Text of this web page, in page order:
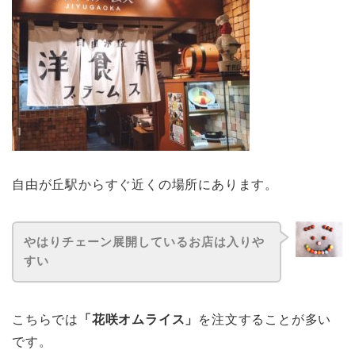
自由が丘駅からすぐ近くの場所にあります。
やはりチェーン展開しているお店は入りや
すい
こちらでは 「花咲オムライス」
を注文することが多い
です。